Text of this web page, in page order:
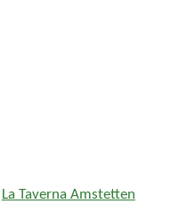
La Taverna Amstetten